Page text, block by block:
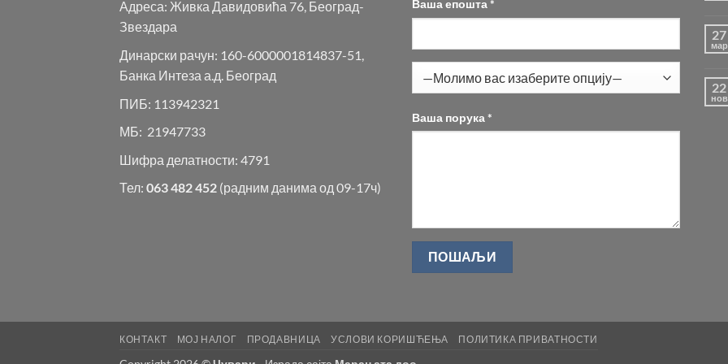
Адреса: Живка Давидовића 76, Београд-
Звездара
Динарски рачун: 160-6000001814837-51,
Банка Интеза а.д. Београд
ПИБ: 113942321
МБ: 21947733
Шифра делатности: 4791
Тел: 063 482 452 (радним данима од 09-17ч)
Ваша епошта *
Ваша порука *
27
мар
22
нов
КОНТАКТ МОЈ НАЛОГ ПРОДАВНИЦА УСЛОВИ КОРИШЋЕЊА ПОЛИТИКА ПРИВАТНОСТИ